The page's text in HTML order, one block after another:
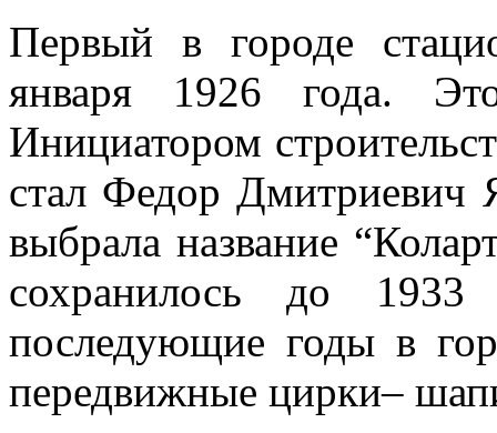
Первый в городе
января 1926 года.
Инициатором
стал Федор Дмитриевич
выбрала название
сохранилось до
последующие годы в
передвижные цирки–